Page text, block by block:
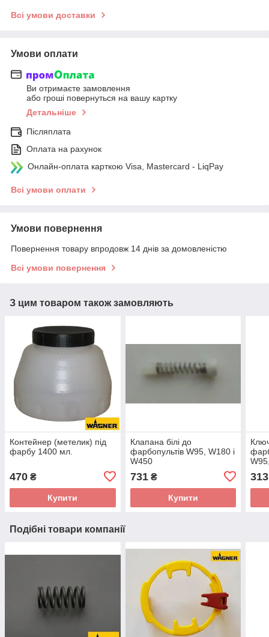
Всі умови доставки
Умови оплати
Ви отримаєте замовлення
або гроші повернуться на вашу картку
Детальніше
Післяплата
Оплата на рахунок
Онлайн-оплата карткою Visa, Mastercard - LiqPay
Всі умови оплати
Умови повернення
Повернення товару впродовж 14 днів за домовленістю
Всі умови повернення
З цим товаром також замовляють
Контейнер (метелик) під
фарбу 1400 мл.
470 ₴
Купити
Клапана білі до
фарбопультів W95, W180 і
W450
731₴
Купити
313
Подібні товари компанії